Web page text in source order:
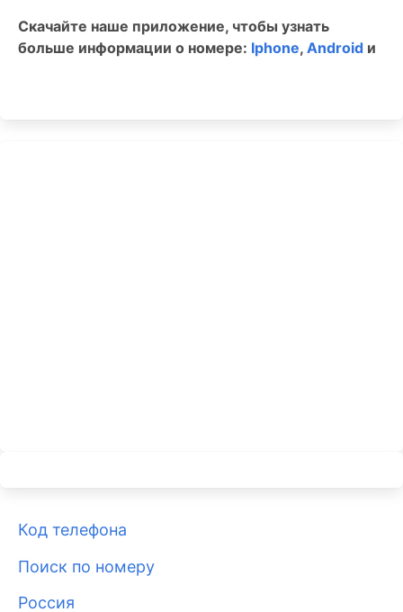
Скачайте наше приложение, чтобы узнать
больше информации о номере: Iphone, Android и
Код телефона
Поиск по номеру
Россия